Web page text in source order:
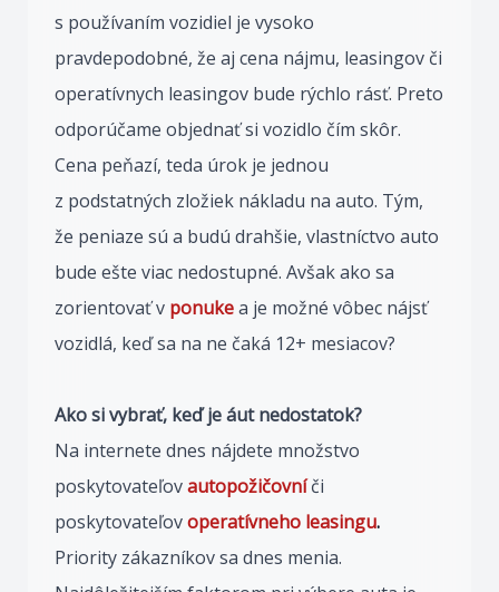
s používaním vozidiel je vysoko
pravdepodobné, že aj cena nájmu, leasingov či
operatívnych leasingov bude rýchlo rásť. Preto
odporúčame objednať si vozidlo čím skôr.
Cena peňazí, teda úrok je jednou
z podstatných zložiek nákladu na auto. Tým,
že peniaze sú a budú drahšie, vlastníctvo auto
bude ešte viac nedostupné. Avšak ako sa
zorientovať v ponukea je možné vôbec nájsť
vozidlá, keď sa na ne čaká 12+ mesiacov?
Ako si vybrať, keď je áut nedostatok?
Na internete dnes nájdete množstvo
poskytovateľovautopožičovní či
poskytovateľovoperatívneho leasingu.
Priority zákazníkov sa dnes menia.